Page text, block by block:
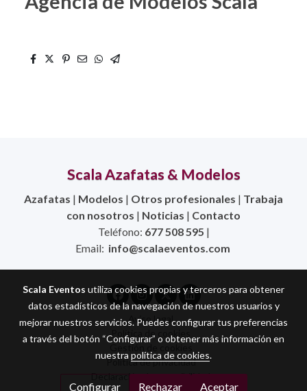
Scala Azafatas & Modelos
Azafatas | Modelos | Otros profesionales | Trabaja
con nosotros | Noticias | Contacto
Teléfono: 677 508 595 |
Email: info@scalaeventos.com
Aviso legal
Política de cookies
Gestión de cookies
Política de privacidad
Declaración de accesibilidad
Scala Eventos utiliza cookies propias y terceros para obtener
datos estadísticos de la navegación de nuestros usuarios y
mejorar nuestros servicios. Puedes configurar tus preferencias
a través del botón “Configurar” o obtener más información en
nuestra política de cookies.
Configurar Rechazar Aceptar